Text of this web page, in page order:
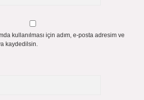
kullanılması için adım, e-posta adresim ve
kaydedilsin.